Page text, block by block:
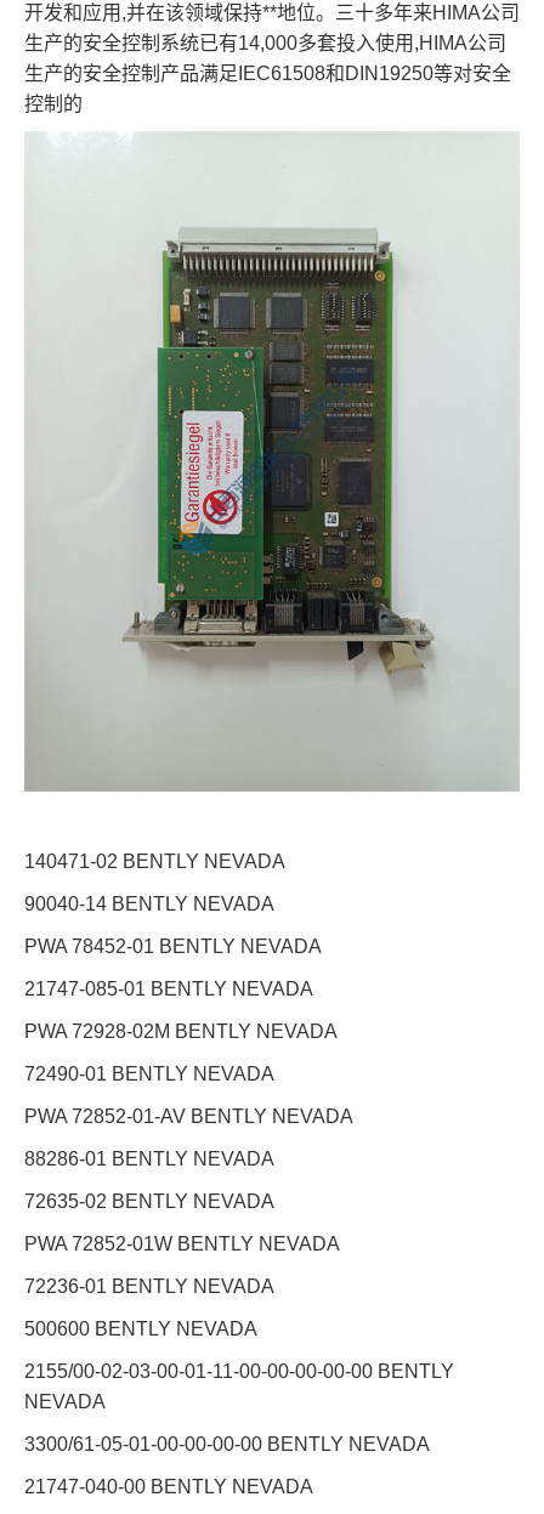
开发和应用,并在该领域保持**地位。三十多年来HIMA公司
生产的安全控制系统已有14,000多套投入使用,HIMA公司
生产的安全控制产品满足IEC61508和DIN19250等对安全
控制的
140471-02 BENTLY NEVADA
90040-14 BENTLY NEVADA
PWA 78452-01 BENTLY NEVADA
21747-085-01 BENTLY NEVADA
PWA 72928-02M BENTLY NEVADA
72490-01 BENTLY NEVADA
PWA 72852-01-AV BENTLY NEVADA
88286-01 BENTLY NEVADA
72635-02 BENTLY NEVADA
PWA 72852-01W BENTLY NEVADA
72236-01 BENTLY NEVADA
500600 BENTLY NEVADA
2155/00-02-03-​00-01-11-00-00​-00-00-00 BENTLY
NEVADA
3300/61-05-01-​00-00-00-00 BENTLY NEVADA
21747-040-00 BENTLY NEVADA